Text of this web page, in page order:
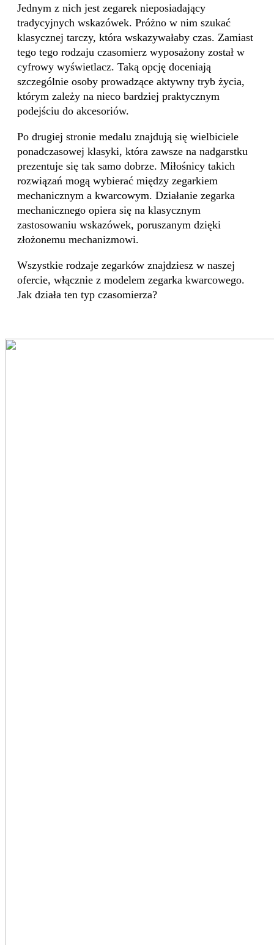
Jednym z nich jest zegarek nieposiadający
tradycyjnych wskazówek. Próżno w nim szukać
klasycznej tarczy, która wskazywałaby czas. Zamiast
tego tego rodzaju czasomierz wyposażony został w
cyfrowy wyświetlacz. Taką opcję doceniają
szczególnie osoby prowadzące aktywny tryb życia,
którym zależy na nieco bardziej praktycznym
podejściu do akcesoriów.
Po drugiej stronie medalu znajdują się wielbiciele
ponadczasowej klasyki, która zawsze na nadgarstku
prezentuje się tak samo dobrze. Miłośnicy takich
rozwiązań mogą wybierać między zegarkiem
mechanicznym a kwarcowym. Działanie zegarka
mechanicznego opiera się na klasycznym
zastosowaniu wskazówek, poruszanym dzięki
złożonemu mechanizmowi.
Wszystkie rodzaje zegarków znajdziesz w naszej
ofercie, włącznie z modelem zegarka kwarcowego.
Jak działa ten typ czasomierza?